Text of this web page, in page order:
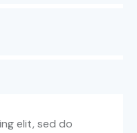
elit, sed do